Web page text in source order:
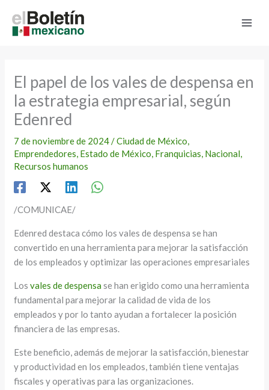
contenido
El papel de los vales de despensa en
la estrategia empresarial, según
Edenred
7 de noviembre de 2024/Ciudad de México,
Emprendedores, Estado de México, Franquicias, Nacional,
Recursos humanos
/COMUNICAE/
Edenred destaca cómo los vales de despensa se han
convertido en una herramienta para mejorar la satisfacción
de los empleados y optimizar las operaciones empresariales
Losvales de despensa se han erigido como una herramienta
fundamental para mejorar la calidad de vida de los
empleados y por lo tanto ayudan a fortalecer la posición
financiera de las empresas.
Este beneficio, además de mejorar la satisfacción, bienestar
y productividad en los empleados, también tiene ventajas
fiscales y operativas para las organizaciones.